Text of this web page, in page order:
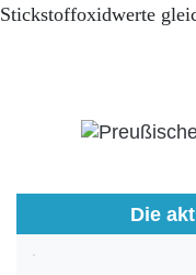
Stickstoffoxidwerte
Die